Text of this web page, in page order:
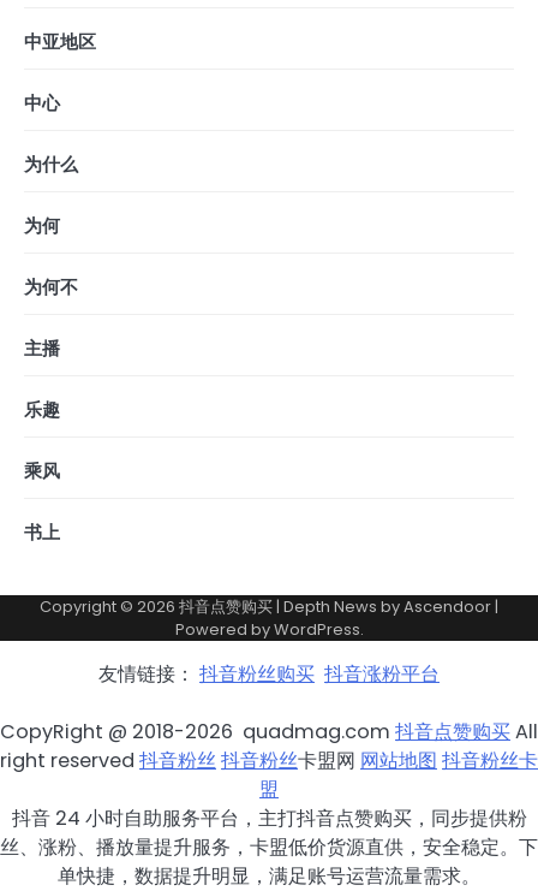
中亚地区
中心
为什么
为何
为何不
主播
乐趣
乘风
书上
Copyright © 2026 抖音点赞购买| Depth News byAscendoor|
Powered byWordPress.
友情链接： 抖音粉丝购买 抖音涨粉平台
CopyRight @ 2018-2026 quadmag.com 抖音点赞购买All
right reserved 抖音粉丝抖音粉丝卡盟网 网站地图 抖音粉丝卡
盟
抖音 24 小时自助服务平台，主打抖音点赞购买，同步提供粉
丝、涨粉、播放量提升服务，卡盟低价货源直供，安全稳定。下
单快捷，数据提升明显，满足账号运营流量需求。